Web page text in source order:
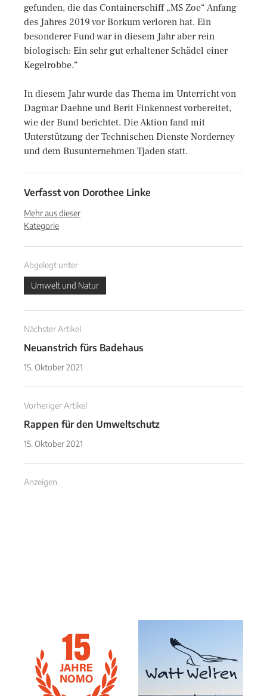
gefunden, die das Containerschiff „MS Zoe“ Anfang
des Jahres 2019 vor Borkum verloren hat. Ein
besonderer Fund war in diesem Jahr aber rein
biologisch: Ein sehr gut erhaltener Schädel einer
Kegelrobbe.“
In diesem Jahr wurde das Thema im Unterricht von
Dagmar Daehne und Berit Finkennest vorbereitet,
wie der Bund berichtet. Die Aktion fand mit
Unterstützung der Technischen Dienste Norderney
und dem Busunternehmen Tjaden statt.
Verfasst von Dorothee Linke
Mehr aus dieser
Kategorie
Abgelegt unter
Umwelt und Natur
Nächster Artikel
Neuanstrich fürs Badehaus
15. Oktober 2021
Vorheriger Artikel
Rappen für den Umweltschutz
15. Oktober 2021
Anzeigen